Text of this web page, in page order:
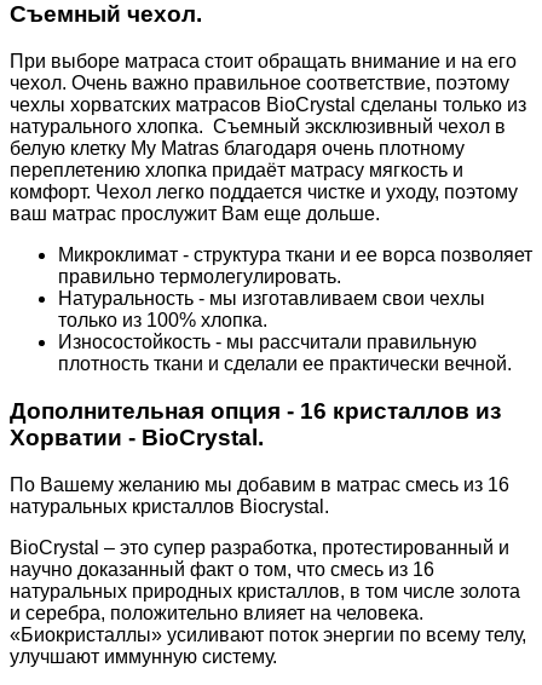
Съемный чехол.
При выборе матраса стоит обращать внимание и на его
чехол. Очень важно правильное соответствие, поэтому
чехлы хорватских матрасов BioCrystal сделаны только из
натурального хлопка. Съемный эксклюзивный чехол в
белую клетку My Matras благодаря очень плотному
переплетению хлопка придаёт матрасу мягкость и
комфорт. Чехол легко поддается чистке и уходу, поэтому
ваш матрас прослужит Вам еще дольше.
Микроклимат - структура ткани и ее ворса позволяет
правильно термолегулировать.
Натуральность - мы изготавливаем свои чехлы
только из 100% хлопка.
Износостойкость - мы рассчитали правильную
плотность ткани и сделали ее практически вечной.
Дополнительная опция - 16 кристаллов из
Хорватии - BioCrystal.
По Вашему желанию мы добавим в матрас смесь из 16
натуральных кристаллов Biocrystal.
BioCrystal – это супер разработка, протестированный и
научно доказанный факт о том, что смесь из 16
натуральных природных кристаллов, в том числе золота
и серебра, положительно влияет на человека.
«Биокристаллы» усиливают поток энергии по всему телу,
улучшают иммунную систему.